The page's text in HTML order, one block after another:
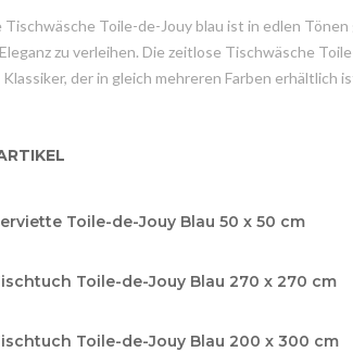
Tischwäsche Toile-de-Jouy blau ist in edlen
zu verleihen. Die zeitlose Tischwäsche
Klassiker, der in gleich mehreren Farben erhältlich
Toile-de-Jouy Blau 50 x 50 cm
Toile-de-Jouy Blau 270 x 270 cm
Toile-de-Jouy Blau 200 x 300 cm